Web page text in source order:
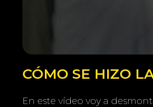
CÓMO SE HIZO
En este vídeo voy a